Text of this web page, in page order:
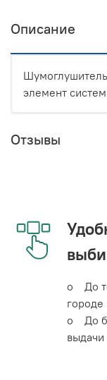
Описание
элемент
Отзывы
o До
городе
o До
выдачи